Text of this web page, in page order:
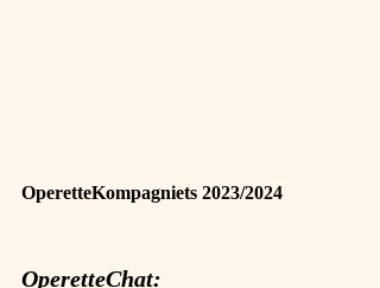
OperetteKompagniets 2023/2024
OperetteChat: